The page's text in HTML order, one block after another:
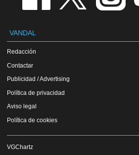
VANDAL
Redacción
Contactar
Publicidad / Advertising
Política de privacidad
Aviso legal
Política de cookies
VGChartz